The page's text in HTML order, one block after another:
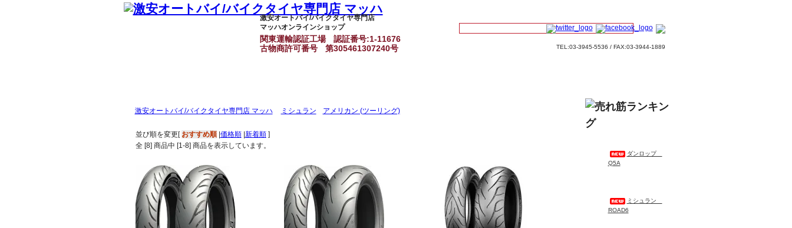
激安オートバイ/バイクタイヤ専門店
マッハオンラインショップ
関東運輸認証工場
認証番号:1-11676
古物商許可番号
第305461307240号 TEL:03-3945-5536 / FAX:03-3944-1889
激安オートバイ/バイクタイヤ専門店 マッハ ミシュラン アメリカン (ツーリング)
並び順を変更[ おすすめ順| 価格順| 新着順]
全 [8] 商品中 [1-8] 商品を表示しています。
ダンロップ
Q5A
ミシュラン
ROAD6